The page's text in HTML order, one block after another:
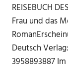
REISEBUCH
Frau und das
Deutsch
3958893887